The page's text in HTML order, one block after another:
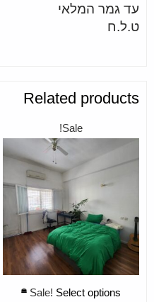
עד גמר המלאי
ט.ל.ח
Related products
Sale!
Sale! Select options
SELECT OPTIONS